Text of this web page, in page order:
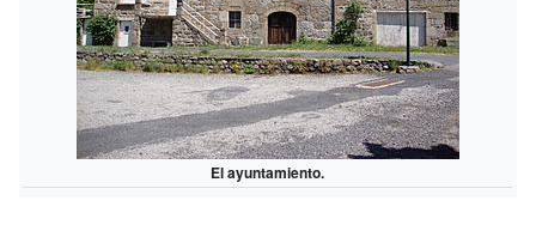
El ayuntamiento.